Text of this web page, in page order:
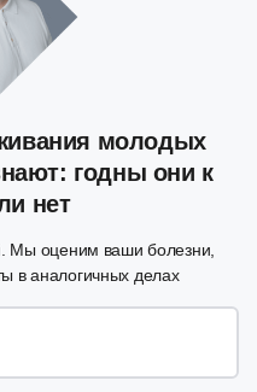
молодых
годны они к
нет
Мы оценим ваши болезни,
в аналогичных делах